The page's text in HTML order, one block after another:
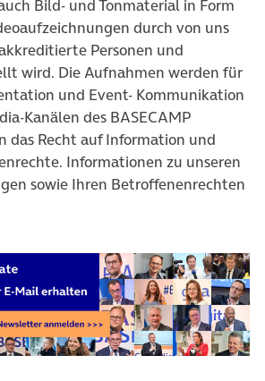
Bild- und Tonmaterial in Form
durch von uns
Personen und
wird. Die Aufnahmen werden für
und Event- Kommunikation
Kanälen des BASECAMP
das Recht auf Information und
Informationen zu unseren
sowie Ihren Betroffenenrechten